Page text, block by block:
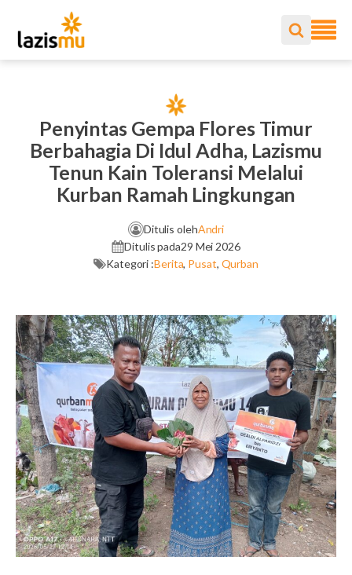
Penyintas Gempa Flores Timur
Berbahagia Di Idul Adha, Lazismu
Tenun Kain Toleransi Melalui
Kurban Ramah Lingkungan
Ditulis olehAndri
Ditulis pada29 Mei 2026
Kategori :Berita, Pusat, Qurban